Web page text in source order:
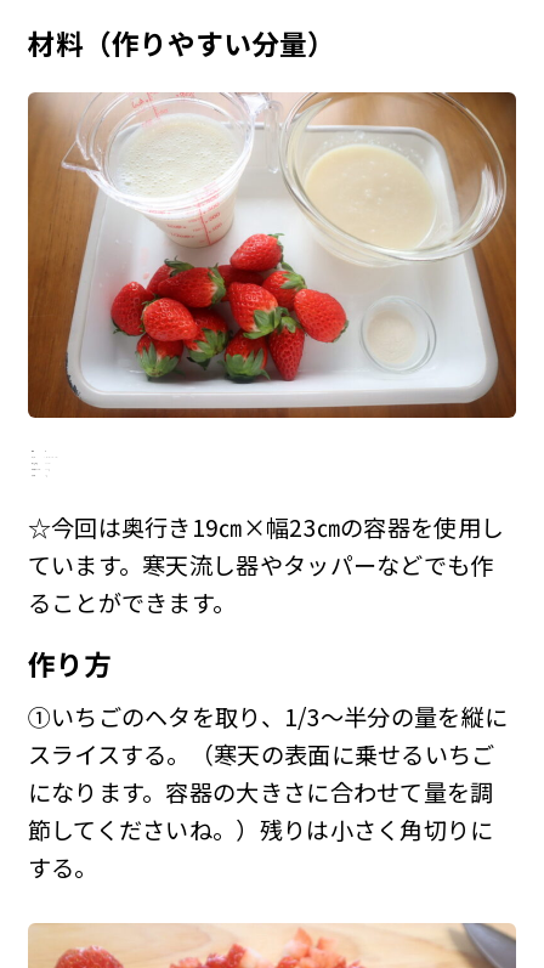
材料（作りやすい分量）
☆今回は奥行き19㎝×幅23㎝の容器を使用し
ています。寒天流し器やタッパーなどでも作
ることができます。
作り方
①いちごのヘタを取り、1/3～半分の量を縦に
スライスする。（寒天の表面に乗せるいちご
になります。容器の大きさに合わせて量を調
節してくださいね。）残りは小さく角切りに
する。